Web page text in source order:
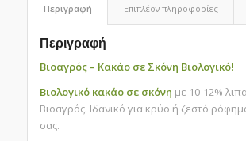
Περιγραφή Επιπλέον πληροφορίες
Περιγραφή
Βιοαγρός – Κακάο σε Σκόνη Βιολογικό!
Βιολογικό κακάο σε σκόνη με 10-12%
Βιοαγρός. Ιδανικό για κρύο ή ζεστό
σας.